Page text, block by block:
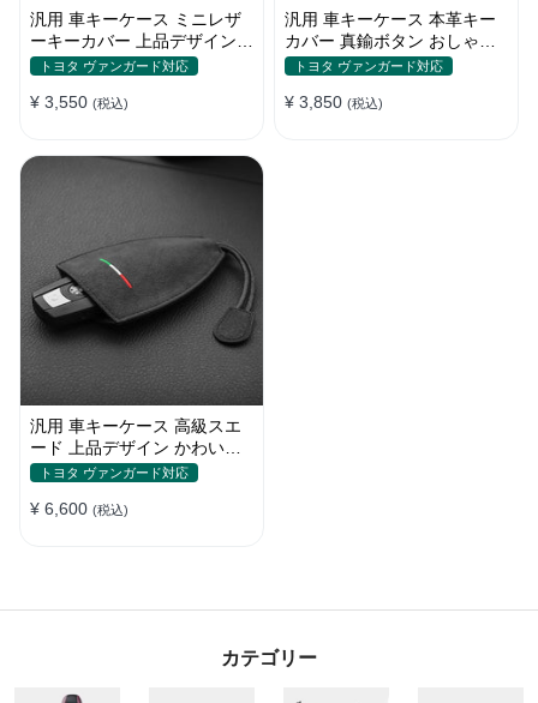
汎用 車キーケース ミニレザ
ーキーカバー 上品デザイン
かわいい マカロン色
トヨタ ヴァンガード対応
¥ 3,550 (税込)
汎用 車キーケース 本革キー
カバー 真鍮ボタン おしゃれ
シンプルデザイン
トヨタ ヴァンガード対応
¥ 3,850 (税込)
汎用 車キーケース 高級スエ
ード 上品デザイン かわいい
傷 汚れ防止 高級 オシャレ キ
トヨタ ヴァンガード対応
¥ 6,600 (税込)
カテゴリー